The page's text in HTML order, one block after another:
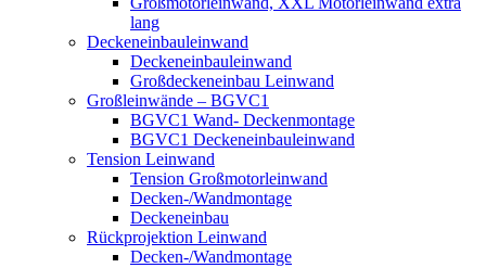
lang
Deckeneinbauleinwand
Deckeneinbauleinwand
Großdeckeneinbau Leinwand
Großleinwände – BGVC1
BGVC1 Wand- Deckenmontage
BGVC1 Deckeneinbauleinwand
Tension Leinwand
Tension Großmotorleinwand
Decken-/Wandmontage
Deckeneinbau
Rückprojektion Leinwand
Decken-/Wandmontage